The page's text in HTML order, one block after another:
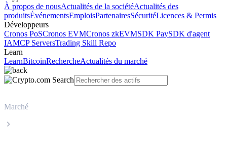
À propos de nousActualités de la sociétéActualités des
produitsÉvénementsEmploisPartenairesSécuritéLicences & Permis
Développeurs
Cronos PoSCronos EVMCronos zkEVMSDK PaySDK d'agent
IAMCP ServersTrading Skill Repo
Learn
LearnBitcoinRechercheActualités du marché
Marché